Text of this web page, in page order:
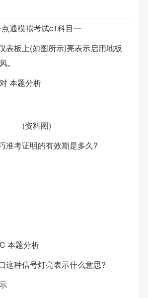
通模拟考试c1科目一
表板上(如图所示)亮表示启用地板
。
本题分析
(资料图)
准考证明的有效期是多久?
本题分析
这种信号灯亮表示什么意思?